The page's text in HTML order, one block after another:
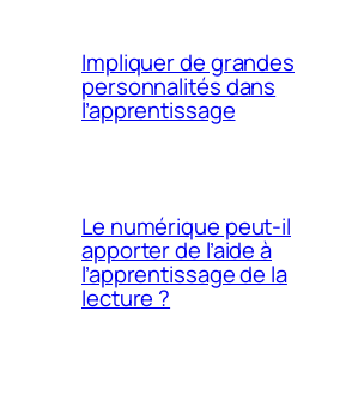
Impliquer de grandes
personnalités dans
l’apprentissage
Le numérique peut-il
apporter de l’aide à
l’apprentissage de la
lecture ?